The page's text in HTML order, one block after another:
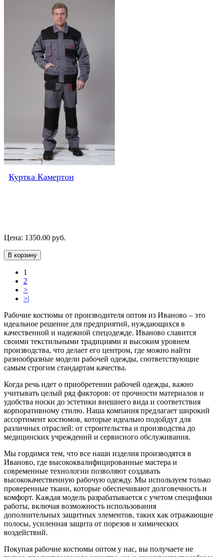
Куртка Камертон
Цена: 1350.00 руб.
В корзину
1
2
>
>|
Рабочие костюмы от производителя оптом из Иваново – это
идеальное решение для предприятий, нуждающихся в
качественной и надежной спецодежде. Иваново славится
своими текстильными традициями и высоким уровнем
производства, что делает его центром, где можно найти
разнообразные модели рабочей одежды, соответствующие
самым строгим стандартам качества.
Когда речь идет о приобретении рабочей одежды, важно
учитывать целый ряд факторов: от прочности материалов и
удобства носки до эстетики внешнего вида и соответствия
корпоративному стилю. Наша компания предлагает широкий
ассортимент костюмов, которые идеально подойдут для
различных отраслей: от строительства и производства до
медицинских учреждений и сервисного обслуживания.
Мы гордимся тем, что все наши изделия производятся в
Иваново, где высококвалифицированные мастера и
современные технологии позволяют создавать
высококачественную рабочую одежду. Мы используем только
проверенные ткани, которые обеспечивают долговечность и
комфорт. Каждая модель разрабатывается с учетом специфики
работы, включая возможность использования
дополнительных защитных элементов, таких как отражающие
полосы, усиленная защита от порезов и химических
воздействий.
Покупая рабочие костюмы оптом у нас, вы получаете не